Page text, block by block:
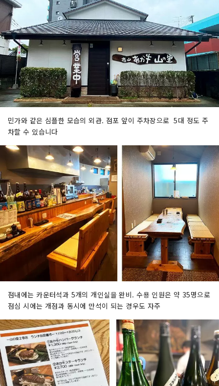
민가와 같은 심플한 모습의 외관. 점포 앞이 주차장으로 5대 정도 주
차할 수 있습니다
점내에는 카운터석과 5개의 개인실을 완비. 수용 인원은 약 35명으로
점심 시에는 개점과 동시에 만석이 되는 경우도 자주